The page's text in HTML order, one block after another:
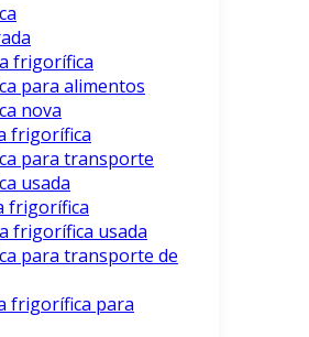
frigorífica
para alimentos
nova
frigorífica
para transporte
usada
frigorífica
frigorífica usada
para transporte de
frigorífica para